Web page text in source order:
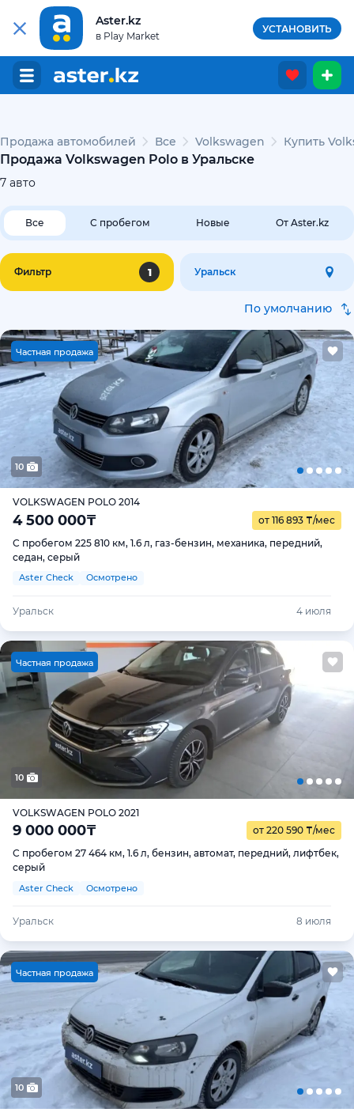
Aster.kz
в Play Market
УСТАНОВИТЬ
Продажа автомобилей Все Volkswagen Купить
Продажа Volkswagen Polo в Уральске
7 авто
Все С пробегом Новые От Aster.kz
Фильтр 1 Уральск
По умолчанию
Частная продажа
10
VOLKSWAGEN POLO 2014
4 500 000₸ от 116 893 ₸/мес
С пробегом 225 810 км, 1.6 л, газ-бензин, механика, передний,
седан, серый
Aster Check Осмотрено
Уральск 4 июля
Частная продажа
10
VOLKSWAGEN POLO 2021
9 000 000₸ от 220 590 ₸/мес
С пробегом 27 464 км, 1.6 л, бензин, автомат, передний, лифтбек,
серый
Aster Check Осмотрено
Уральск 8 июля
Частная продажа
10